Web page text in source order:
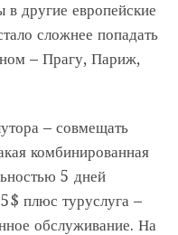
в другие европейские
сложнее попадать
– Прагу, Париж,
– совмещать
комбинированная
5 дней
плюс туруслуга –
обслуживание. На